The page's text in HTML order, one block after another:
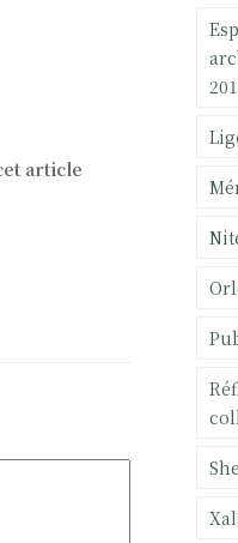
article